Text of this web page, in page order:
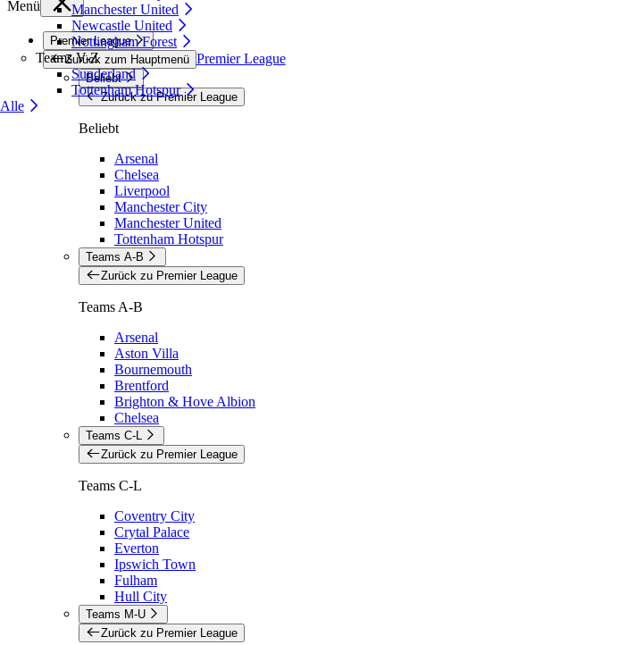
Manchester United
Newcastle United
Nottingham Forest
Teams V-Z
Sunderland
Tottenham Hotspur
Alle
Menü
Premier League
Zurück zum Hauptmenü Premier League
Beliebt
Zurück zu Premier League
Beliebt
Arsenal
Chelsea
Liverpool
Manchester City
Manchester United
Tottenham Hotspur
Teams A-B
Zurück zu Premier League
Teams A-B
Arsenal
Aston Villa
Bournemouth
Brentford
Brighton & Hove Albion
Chelsea
Teams C-L
Zurück zu Premier League
Teams C-L
Coventry City
Crytal Palace
Everton
Ipswich Town
Fulham
Hull City
Teams M-U
Zurück zu Premier League